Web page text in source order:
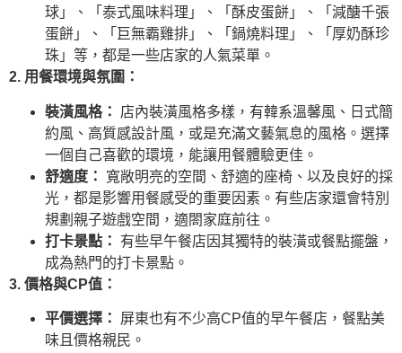
球」、「泰式風味料理」、「酥皮蛋餅」、「減醣千張
蛋餅」、「巨無霸雞排」、「鍋燒料理」、「厚奶酥珍
珠」等，都是一些店家的人氣菜單。
2. 用餐環境與氛圍：
裝潢風格：
店內裝潢風格多樣，有韓系溫馨風、日式簡
約風、高質感設計風，或是充滿文藝氣息的風格。選擇
一個自己喜歡的環境，能讓用餐體驗更佳。
舒適度：
寬敞明亮的空間、舒適的座椅、以及良好的採
光，都是影響用餐感受的重要因素。有些店家還會特別
規劃親子遊戲空間，適閤家庭前往。
打卡景點：
有些早午餐店因其獨特的裝潢或餐點擺盤，
成為熱門的打卡景點。
3. 價格與CP值：
平價選擇：
屏東也有不少高CP值的早午餐店，餐點美
味且價格親民。